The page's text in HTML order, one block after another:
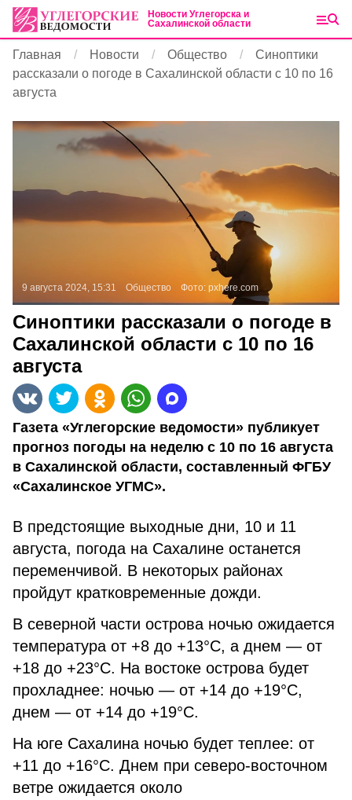
Новости Углегорска и
Сахалинской области
Главная Новости Общество
Синоптики
рассказали о погоде в Сахалинской области с 10 по 16
августа
9 августа 2024, 15:31 Общество Фото: pxhere.com
Синоптики рассказали о погоде в
Сахалинской области с 10 по 16
августа
Газета «Углегорские ведомости» публикует
прогноз погоды на неделю с 10 по 16 августа
в Сахалинской области, составленный ФГБУ
«Сахалинское УГМС».
В предстоящие выходные дни, 10 и 11
августа, погода на Сахалине останется
переменчивой. В некоторых районах
пройдут кратковременные дожди.
В северной части острова ночью ожидается
температура от +8 до +13°C, а днем — от
+18 до +23°C. На востоке острова будет
прохладнее: ночью — от +14 до +19°C,
днем — от +14 до +19°C.
На юге Сахалина ночью будет теплее: от
+11 до +16°C. Днем при северо-восточном
ветре ожидается около